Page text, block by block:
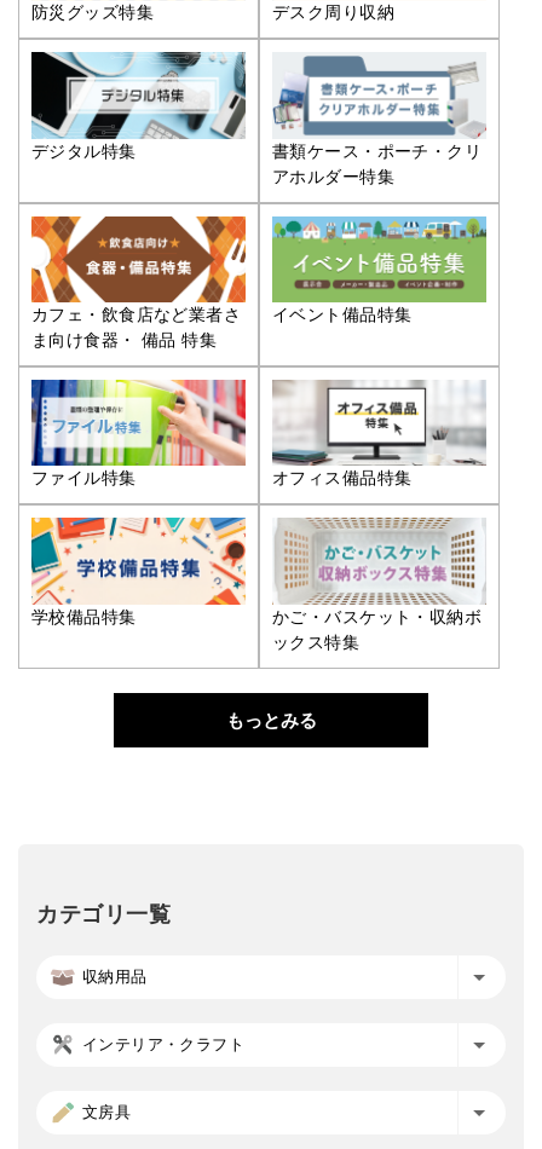
防災グッズ特集 デスク周り収納
デジタル特集
書類ケース・ポーチ・クリ
アホルダー特集
カフェ・飲食店など業者さ
ま向け食器・ 備品 特集
イベント備品特集
ファイル特集 オフィス備品特集
学校備品特集
かご・バスケット・収納ボ
ックス特集
もっとみる
カテゴリ一覧
収納用品
インテリア・クラフト
文房具